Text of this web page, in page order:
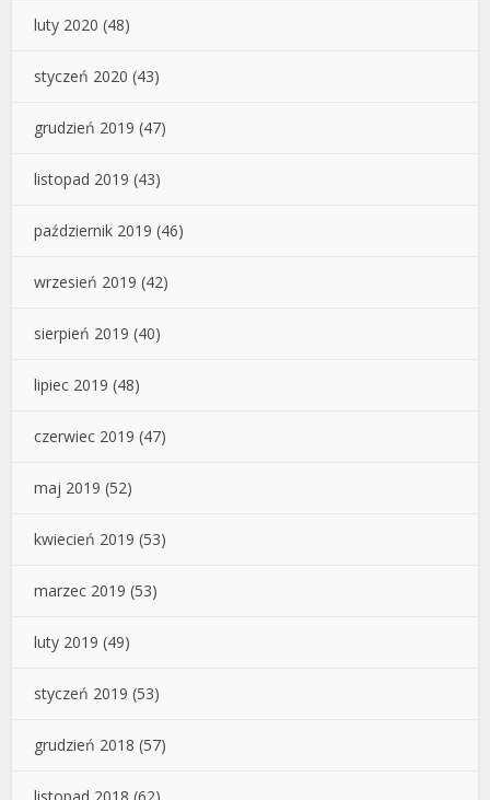
luty 2020 (48)
styczeń 2020 (43)
grudzień 2019 (47)
listopad 2019 (43)
październik 2019 (46)
wrzesień 2019 (42)
sierpień 2019 (40)
lipiec 2019 (48)
czerwiec 2019 (47)
maj 2019 (52)
kwiecień 2019 (53)
marzec 2019 (53)
luty 2019 (49)
styczeń 2019 (53)
grudzień 2018 (57)